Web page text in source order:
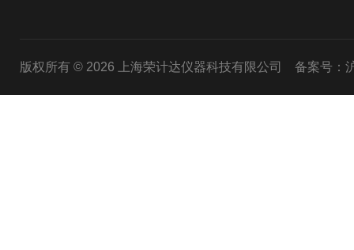
版权所有 © 2026 上海荣计达仪器科技有限公司 备案号：